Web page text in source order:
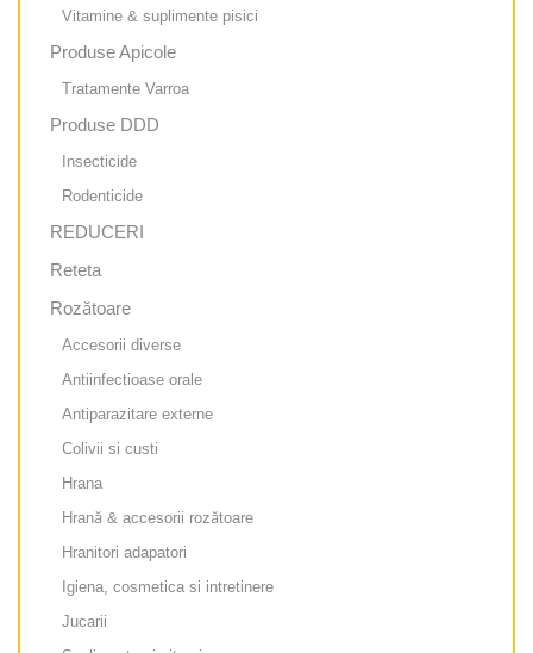
Vitamine & suplimente pisici
Produse Apicole
Tratamente Varroa
Produse DDD
Insecticide
Rodenticide
REDUCERI
Reteta
Rozătoare
Accesorii diverse
Antiinfectioase orale
Antiparazitare externe
Colivii si custi
Hrana
Hrană & accesorii rozătoare
Hranitori adapatori
Igiena, cosmetica si intretinere
Jucarii